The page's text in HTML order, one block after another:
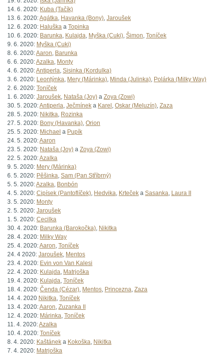
14. 6. 2020: Kuba (Tačík)
13. 6. 2020:Agátka, Havanka (Bony), Jaroušek
12. 6. 2020: Haluška a Topinka
10. 6. 2020: Barunka, Kulajda, Myška (Cuki), Šimon, Toníček
9. 6. 2020: Myška (Cuki)
8. 6. 2020:Aaron, Barunka
6. 6. 2020:Azalka, Monty
4. 6. 2020:Antiperla, Sisinka (Kordulka)
3. 6. 2020: Leontýnka, Mery (Márinka), Minda (Julinka), Polárka (Milky Way)
2. 6. 2020: Toníček
1. 6. 2020: Jaroušek, Nataša (Joy) a Zoya (Zowi)
30. 5. 2020:Antiperla, Ječmínek a Karel , Oskar (Meluzín), Zaza
28. 5. 2020: Nikitka, Rozinka
27. 5. 2020: Bony (Havanka), Orion
25. 5. 2020: Michael a Pupík
24. 5. 2020:Aaron
23. 5. 2020: Nataša (Joy) a Zoya (Zowi)
22. 5. 2020:Azalka
9. 5. 2020: Mery (Márinka)
6. 5. 2020: Pěšinka, Sam (Pan Stříbrný)
5. 5. 2020:Azalka, Bonbón
4. 5. 2020: Cipísek (Pantoflíček), Hedvika, Krteček a Sasanka, Laura II
3. 5. 2020: Monty
2. 5. 2020: Jaroušek
1. 5. 2020: Cecilka
30. 4. 2020: Barunka (Barokočka), Nikitka
28. 4. 2020: Milky Way
25. 4. 2020:Aaron, Toníček
24. 4 2020: Jaroušek, Mentos
23. 4. 2020: Evin von Van Kalesi
22. 4. 2020: Kulajda, Matrjoška
19. 4. 2020: Kulajda, Toníček
18. 4. 2020: Čenda (Cézar), Mentos, Princezna, Zaza
14. 4. 2020 Nikitka, Toníček
13. 4. 2020:Aaron, Zuzanka II
12. 4. 2020: Márinka, Toníček
11. 4. 2020:Azalka
10. 4. 2020: Toníček
8. 4. 2020: Kaštánek a Kokoška, Nikitka
7. 4. 2020: Matrjoška